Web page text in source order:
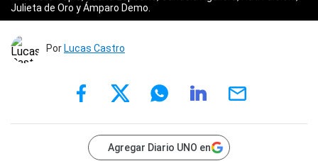
Julieta de Oro y Ámparo Demo.
Por Lucas Castro
Agregar Diario UNO en